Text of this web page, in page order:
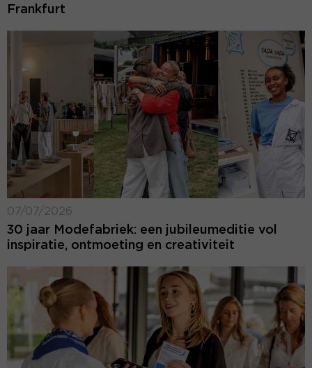
Frankfurt
07/07/2026
30 jaar Modefabriek: een jubileumeditie vol
inspiratie, ontmoeting en creativiteit